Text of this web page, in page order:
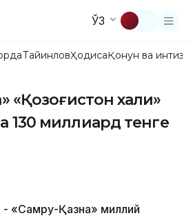
ЎЗ
ТайинловҲодисаҚонун ва
«Қозоғистон халқи»
130 миллиард тенге
«Самруқ-Қазна» миллий